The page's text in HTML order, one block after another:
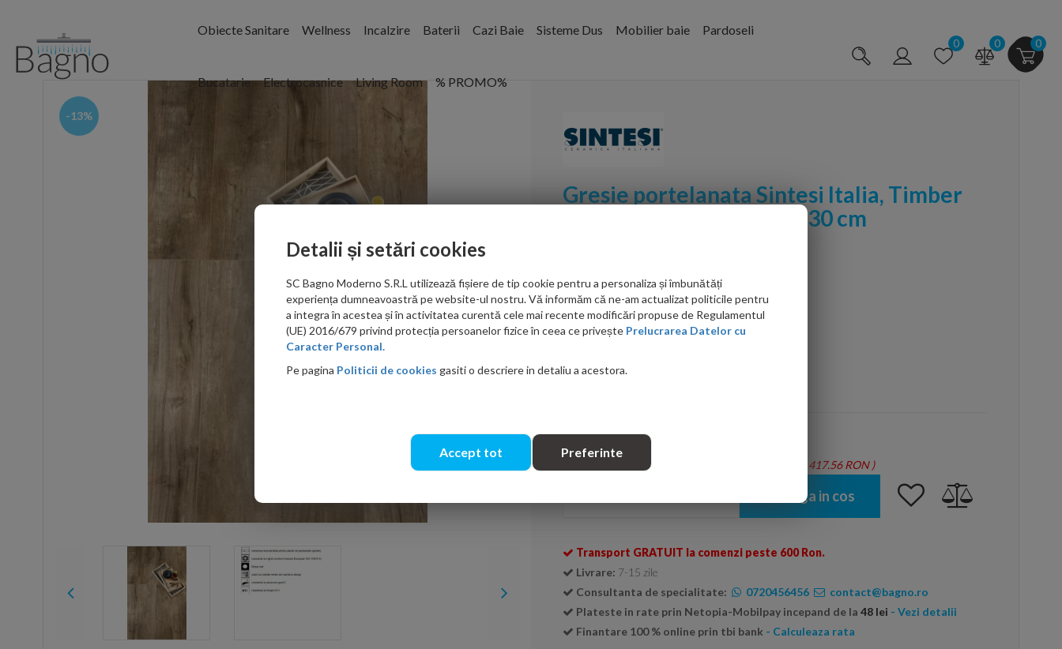
Obiecte Sanitare Wellness Incalzire Baterii Cazi Baie Sisteme Dus Mobilier baie Pardoseli
Bucatarie Electrocasnice Living Room % PROMO%
0 0 0
-13%
Gresie portelanata Sintesi Italia, Timber
Tortora Rectificata 121x30 cm
PRP: 328.00 RON/mp
286.00
Se livreaza doar la cutie ( 1 cutie = 1.46 mp - Total: 417.56 RON )
Adauga in cos
Transport GRATUIT la comenzi peste 600 Ron.
Livrare: 7-15 zile
Consultanta de specialitate:
0720456456
contact@bagno.ro
Plateste in rate prin Netopia-Mobilpay incepand de la 48 lei - Vezi detalii
Finantare 100 % online prin tbi bank - Calculeaza rata
Detalii și setări cookies
SC Bagno Moderno S.R.L utilizează fișiere de tip cookie pentru a personaliza și îmbunătăți
experiența dumneavoastră pe website-ul nostru. Vă informăm că ne-am actualizat politicile pentru
a integra în acestea și în activitatea curentă cele mai recente modificări propuse de Regulamentul
(UE) 2016/679 privind protecția persoanelor fizice în ceea ce privește Prelucrarea Datelor cu
Caracter Personal.
Pe pagina Politicii de cookies gasiti o descriere in detaliu a acestora.
Accept tot Preferinte